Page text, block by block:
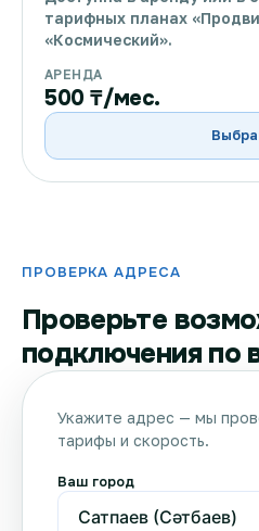
тарифных планах
«Космический».
АРЕНДА
500 ₸/мес.
ПРОВЕРКА АДРЕСА
Проверьте
подключения по
Укажите адрес — мы
тарифы и скорость.
Ваш город